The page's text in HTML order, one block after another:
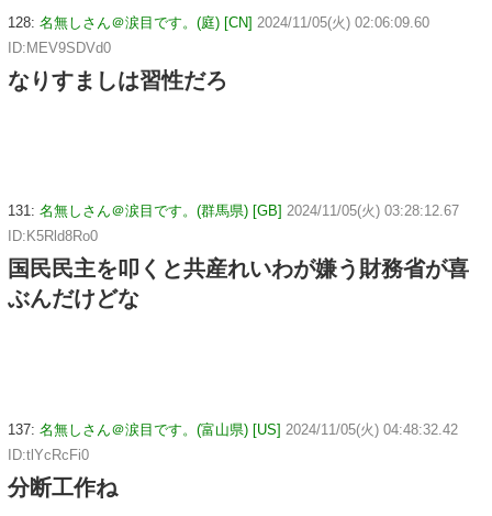
128: 名無しさん＠涙目です。(庭) [CN] 2024/11/05(火) 02:06:09.60
ID:MEV9SDVd0
なりすましは習性だろ
131: 名無しさん＠涙目です。(群馬県) [GB] 2024/11/05(火) 03:28:12.67
ID:K5Rld8Ro0
国民民主を叩くと共産れいわが嫌う財務省が喜
ぶんだけどな
137: 名無しさん＠涙目です。(富山県) [US] 2024/11/05(火) 04:48:32.42
ID:tlYcRcFi0
分断工作ね